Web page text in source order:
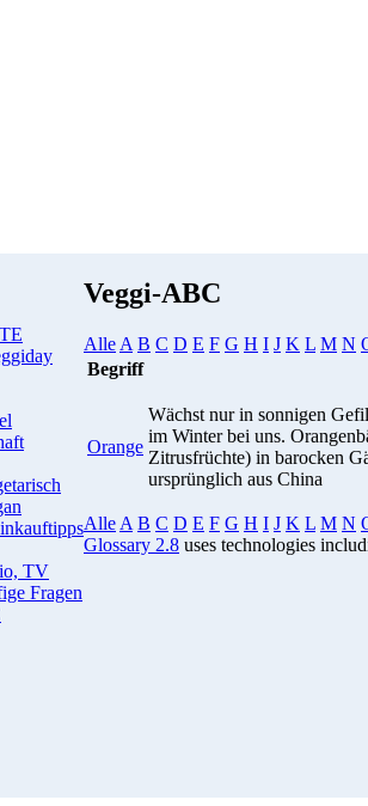
TV
Fragen
Veggi-ABC
Alle A B C D E F G H I J K L M N
Begriff
Orange
Wächst nur in sonnigen
im Winter bei uns.
Zitrusfrüchte) in barocken
ursprünglich aus China
Alle A B C D E F G H I J K L M N
Glossary 2.8 uses technologies